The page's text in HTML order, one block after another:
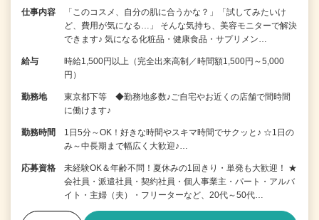
仕事内容
「このコスメ、自分の肌に合うかな？」「試してみたいけ
ど、費用が気になる…」 そんな気持ち、美容モニターで解決
できます♪ 気になる化粧品・健康食品・サプリメン…
給与
時給1,500円以上（完全出来高制／時間額1,500円～5,000
円）
勤務地
東京都下等 ◆勤務地多数♪ご自宅やお近くの店舗で間時間
に働けます♪
勤務時間
1日5分～OK！好きな時間やスキマ時間でサクッと♪ ☆1日の
み～中長期まで幅広く大歓迎♪…
応募資格
未経験OK＆年齢不問！夏休みの1回きり・単発も大歓迎！ ★
会社員・派遣社員・契約社員・個人事業主・パート・アルバ
イト・主婦（夫）・フリーターなど、20代～50代…